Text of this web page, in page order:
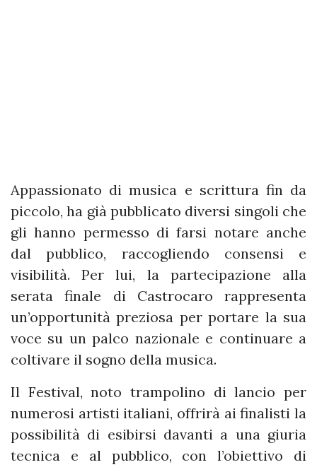
Appassionato di musica e scrittura fin da
piccolo, ha già pubblicato diversi singoli che
gli hanno permesso di farsi notare anche
dal pubblico, raccogliendo consensi e
visibilità. Per lui, la partecipazione alla
serata finale di Castrocaro rappresenta
un’opportunità preziosa per portare la sua
voce su un palco nazionale e continuare a
coltivare il sogno della musica.
Il Festival, noto trampolino di lancio per
numerosi artisti italiani, offrirà ai finalisti la
possibilità di esibirsi davanti a una giuria
tecnica e al pubblico, con l’obiettivo di